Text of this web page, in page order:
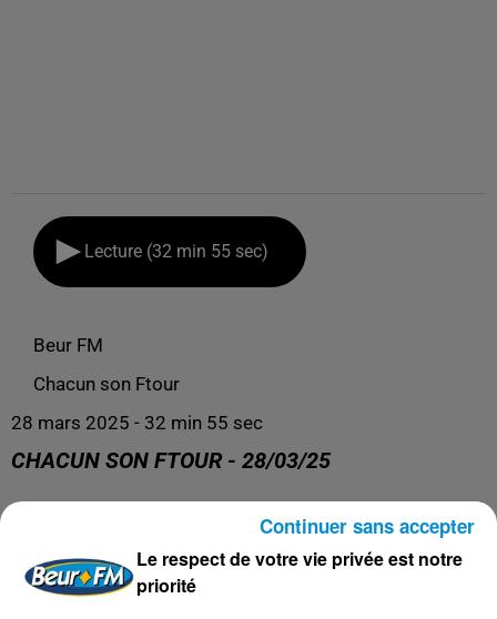
Lecture (32 min 55 sec)
Beur FM
Chacun son Ftour
28 mars 2025 - 32 min 55 sec
CHACUN SON FTOUR - 28/03/25
Le meilleur de la cuisine du Ramadan !
Le respect de votre vie privée est notre
priorité
Continuer sans accepter